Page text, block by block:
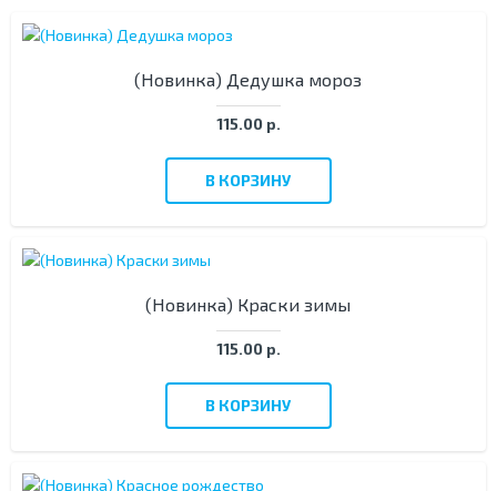
(Новинка) Дедушка мороз
115.00 р.
В КОРЗИНУ
(Новинка) Краски зимы
115.00 р.
В КОРЗИНУ